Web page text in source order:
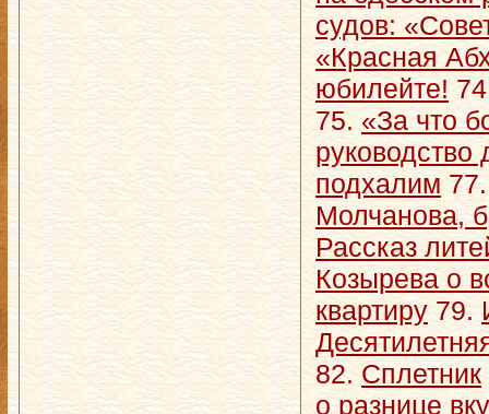
судов:
«Красная
юбилейте!
75. «За что
подхалим
Молчанова,
Рассказ
Козырева о
квартиру 79.
82. Сплетник
о разнице